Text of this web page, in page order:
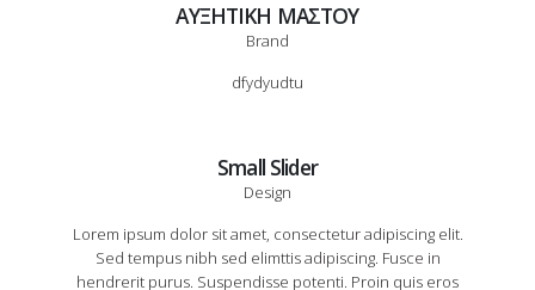
ΑΥΞΗΤΙΚΗ ΜΑΣΤΟΥ
Brand
dfydyudtu
Small Slider
Design
Lorem ipsum dolor sit amet, consectetur adipiscing elit.
Sed tempus nibh sed elimttis adipiscing. Fusce in
hendrerit purus. Suspendisse potenti. Proin quis eros